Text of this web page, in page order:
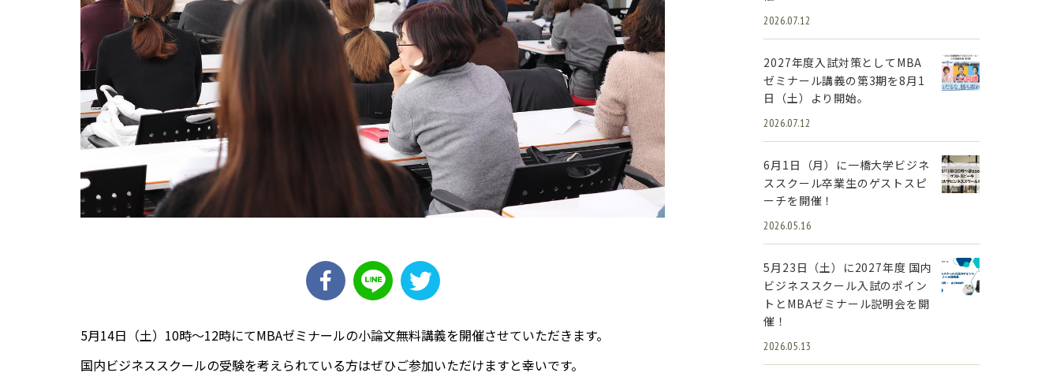
5月14日（土）10時〜12時にてMBAゼミナールの小論文無料講義を開催させていただきます。
国内ビジネススクールの受験を考えられている方はぜひご参加いただけますと幸いです。
2026.07.12
2027年度入試対策としてMBA
ゼミナール講義の第3期を8月1
日（土）より開始。
2026.07.12
6月1日（月）に一橋大学ビジネ
ススクール卒業生のゲストスピ
ーチを開催！
2026.05.16
5月23日（土）に2027年度 国内
ビジネススクール入試のポイン
トとMBAゼミナール説明会を開
催！
2026.05.13